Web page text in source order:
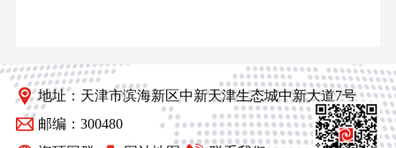
地址：天津市滨海新区中新天津生态城中新大道7号
邮编：300480